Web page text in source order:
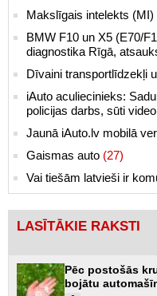
Makslīgais intelekts (MI)
BMW F10 un X5 (E70/
diagnostika Rīgā,
Dīvaini transportlīdzekļi
iAuto aculiecinieks:
policijas darbs, sūti
Jaunā iAuto.lv mobilā
Gaismas auto (27)
Vai tiešām latvieši ir
LASĪTĀKIE RAKSTI
Pēc postošās
bojātu